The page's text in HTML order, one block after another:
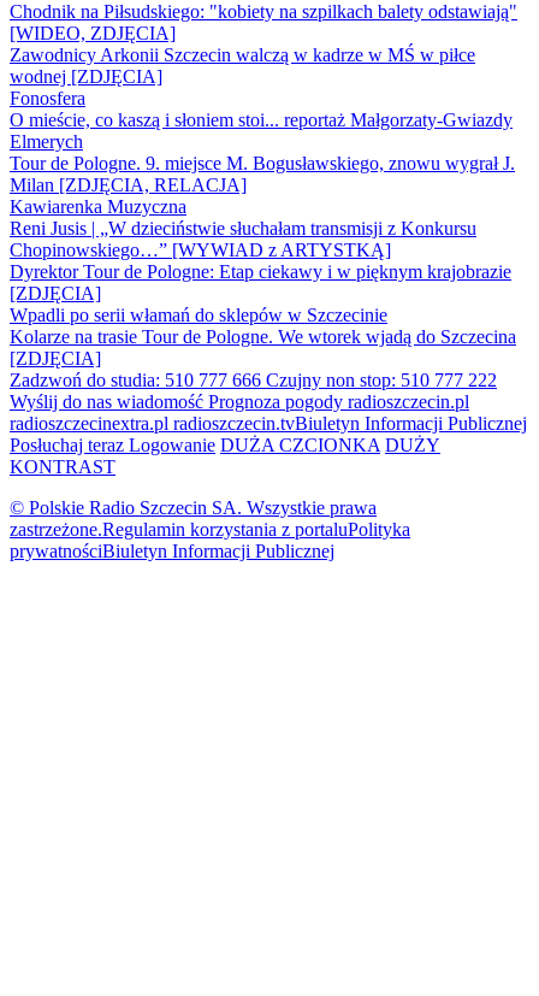
Chodnik na Piłsudskiego: "kobiety na szpilkach balety odstawiają"
[WIDEO, ZDJĘCIA]
Zawodnicy Arkonii Szczecin walczą w kadrze w MŚ w piłce
wodnej [ZDJĘCIA]
Fonosfera
O mieście, co kaszą i słoniem stoi... reportaż Małgorzaty-Gwiazdy
Elmerych
Tour de Pologne. 9. miejsce M. Bogusławskiego, znowu wygrał J.
Milan [ZDJĘCIA, RELACJA]
Kawiarenka Muzyczna
Reni Jusis | „W dzieciństwie słuchałam transmisji z Konkursu
Chopinowskiego…” [WYWIAD z ARTYSTKĄ]
Dyrektor Tour de Pologne: Etap ciekawy i w pięknym krajobrazie
[ZDJĘCIA]
Wpadli po serii włamań do sklepów w Szczecinie
Kolarze na trasie Tour de Pologne. We wtorek wjadą do Szczecina
[ZDJĘCIA]
Zadzwoń do studia: 510 777 666 Czujny non stop: 510 777 222
Wyślij do nas wiadomość Prognoza pogody radioszczecin.pl
radioszczecinextra.pl radioszczecin.tvBiuletyn Informacji Publicznej
Posłuchaj teraz Logowanie DUŻA CZCIONKA DUŻY
KONTRAST
© Polskie Radio Szczecin SA. Wszystkie prawa
zastrzeżone.Regulamin korzystania z portaluPolityka
prywatnościBiuletyn Informacji Publicznej